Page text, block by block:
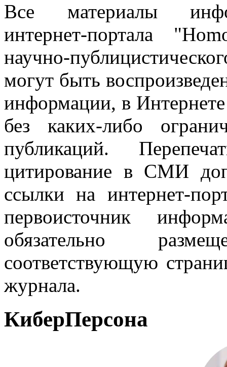
Все материалы
интернет-портала
научно-
могут быть
информации, в
без каких-либо
публикаций.
цитирование в СМИ
ссылки на интернет-
первоисточник
обязательно
соответствующую
журнала.
КиберПерсона